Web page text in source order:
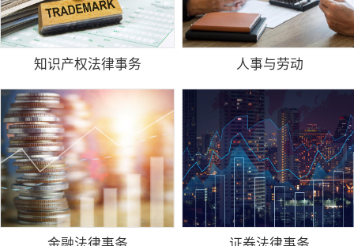
知识产权法律事务 人事与劳动